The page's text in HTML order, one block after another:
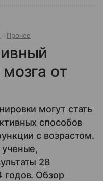
Прочее
от
могут стать
способов
с возрастом.
28
годов. Обзор